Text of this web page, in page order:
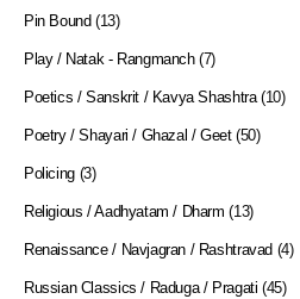
Pin Bound (13)
Play / Natak - Rangmanch (7)
Poetics / Sanskrit / Kavya Shashtra (10)
Poetry / Shayari / Ghazal / Geet (50)
Policing (3)
Religious / Aadhyatam / Dharm (13)
Renaissance / Navjagran / Rashtravad (4)
Russian Classics / Raduga / Pragati (45)